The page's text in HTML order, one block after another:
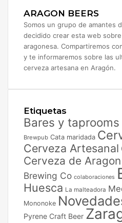
ARAGON BEERS
Somos un grupo de amantes
decidido crear esta web
aragonesa. Compartiremos
y te informaremos sobre las
cerveza artesana en Aragón.
Etiquetas
Bares y
Brewpub Cata maridada
Cerveza Artesanal
Cerveza de Aragon
Brewing Co colaboraciones
Huesca La malteadora
Mononoke
Pyrene Craft Beer